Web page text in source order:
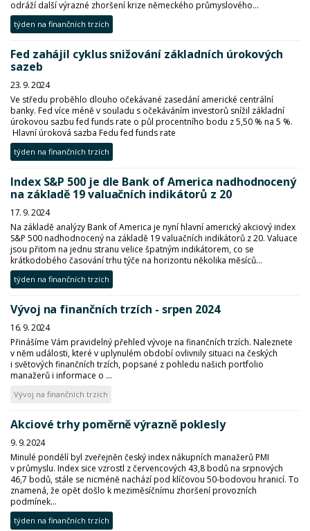
odráží další výrazné zhoršení krize německého průmyslového...
týden na finančních trzích
Fed zahájil cyklus snižování základních úrokových
sazeb
23. 9. 2024
Ve středu proběhlo dlouho očekávané zasedání americké centrální
banky. Fed více méně v souladu s očekáváním investorů snížil základní
úrokovou sazbu fed funds rate o půl procentního bodu z 5,50 % na 5 %.
Hlavní úroková sazba Fedu fed funds rate
týden na finančních trzích
Index S&P 500 je dle Bank of America nadhodnocený
na základě 19 valuačních indikátorů z 20
17. 9. 2024
Na základě analýzy Bank of America je nyní hlavní americký akciový index
S&P 500 nadhodnocený na základě 19 valuačních indikátorů z 20. Valuace
jsou přitom na jednu stranu velice špatným indikátorem, co se
krátkodobého časování trhu týče na horizontu několika měsíců...
týden na finančních trzích
Vývoj na finančních trzích - srpen 2024
16. 9. 2024
Přinášíme Vám pravidelný přehled vývoje na finančních trzích. Naleznete
v něm události, které v uplynulém období ovlivnily situaci na českých
i světových finančních trzích, popsané z pohledu našich portfolio
manažerů i informace o ...
Vývoj na finančních trzích
Akciové trhy poměrně výrazně poklesly
9. 9. 2024
Minulé pondělí byl zveřejněn český index nákupních manažerů PMI
v průmyslu. Index sice vzrostl z červencových 43,8 bodů na srpnových
46,7 bodů, stále se nicméně nachází pod klíčovou 50-bodovou hranicí. To
znamená, že opět došlo k meziměsíčnímu zhoršení provozních
podmínek...
týden na finančních trzích